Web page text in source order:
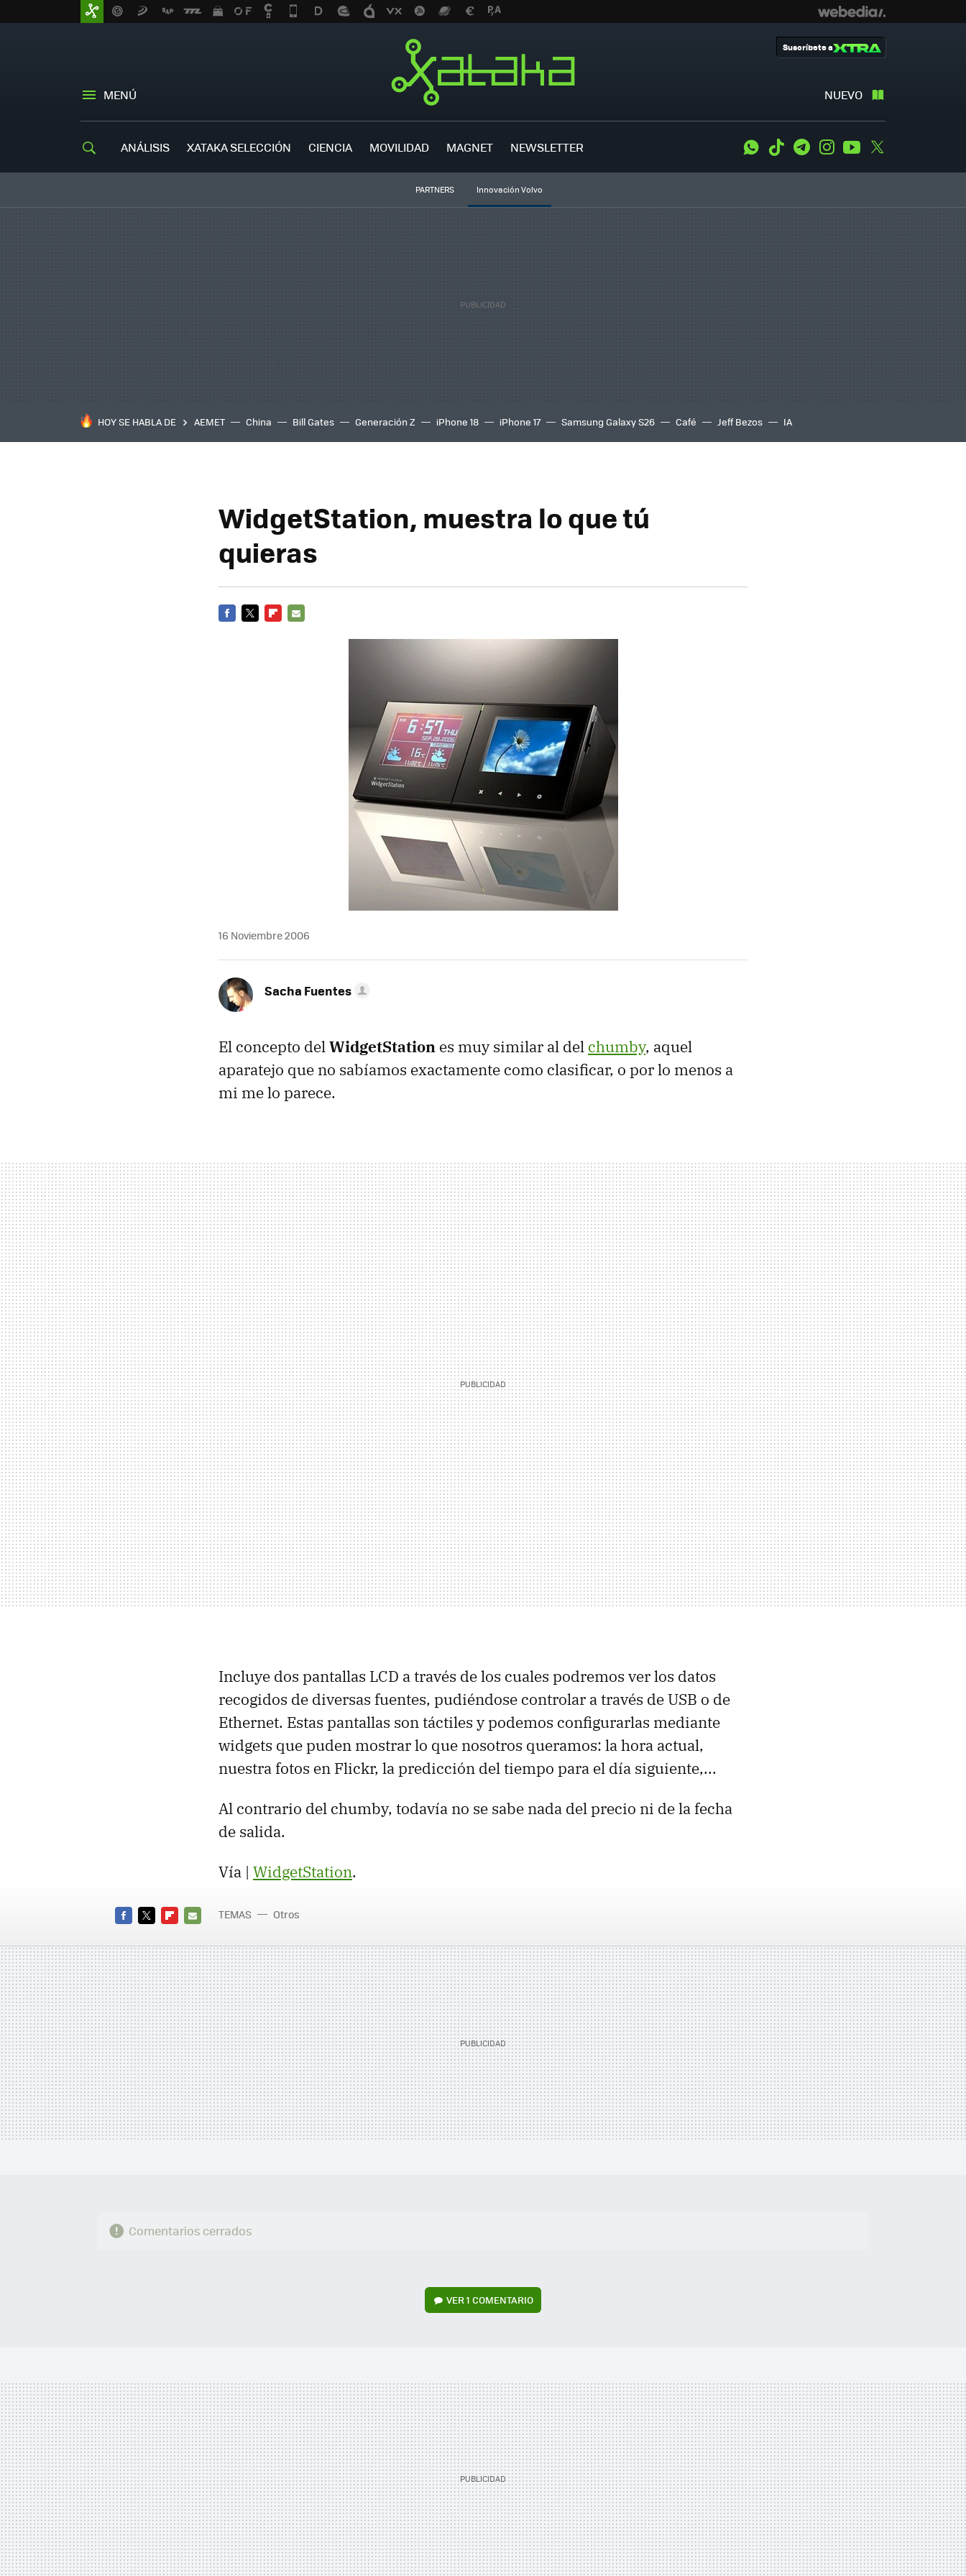
MENÚ NUEVO
Suscríbete a
ANÁLISIS XATAKA SELECCIÓN CIENCIA MOVILIDAD MAGNET NEWSLETTER WhatsApp
Tiktok TelegramInstagramYoutube
PARTNERS Innovación Volvo
HOY SE HABLA DE AEMET China Bill Gates Generación Z iPhone 18 iPhone 17 Samsung Galaxy S26 Café Jeff Bezos IA
WidgetStation, muestra lo que tú
quieras
16 Noviembre 2006
Sacha Fuentes
El concepto delWidgetStation es muy similar al del chumby, aquel
aparatejo que no sabíamos exactamente como clasificar, o por lo menos a
mi me lo parece.
Incluye dos pantallas LCD a través de los cuales podremos ver los datos
recogidos de diversas fuentes, pudiéndose controlar a través de USB o de
Ethernet. Estas pantallas son táctiles y podemos configurarlas mediante
widgets que puden mostrar lo que nosotros queramos: la hora actual,
nuestra fotos en Flickr, la predicción del tiempo para el día siguiente,...
Al contrario del chumby, todavía no se sabe nada del precio ni de la fecha
de salida.
Vía | WidgetStation.
MAIL
TEMAS Otros
Comentarios cerrados
VER1 COMENTARIO